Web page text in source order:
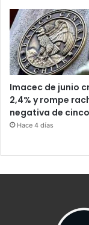
Imacec de junio
2,4% y rompe
negativa de
Hace 4 días